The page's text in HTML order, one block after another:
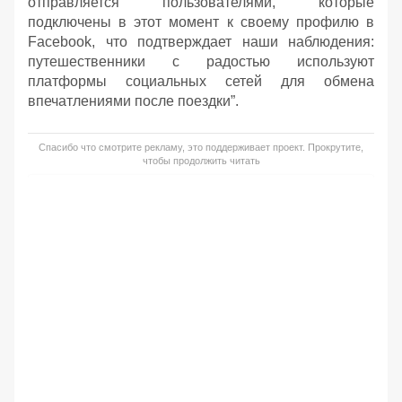
подключены в этот момент к своему профилю в
Facebook, что подтверждает наши наблюдения:
путешественники с радостью используют
платформы социальных сетей для обмена
впечатлениями после поездки”.
Спасибо что смотрите рекламу, это поддерживает проект. Прокрутите,
чтобы продолжить читать